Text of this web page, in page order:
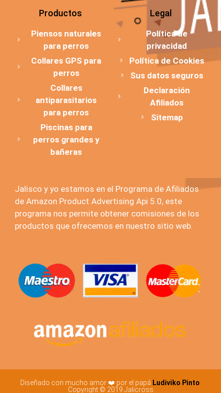
Productos
Piensos naturales
para perros
Collares GPS para
perros
Collares
antiparasitarios
para perros
Piscinas para
perros grandes y
bañeras
Legal
Política de
privacidad
Política de Cookies
Sus datos seguros
Declaración
Afiliados
Sitemap
Jalisco y yo estamos en el Programa de Afiliados
de Amazon Product Advertising Api 5.0, este
programa nos permite obtener comisiones de los
productos que ofrecemos en nuestro sitio web.
Diseñado con mucho amor ❤️ por el papá Ludiviko Pinto
Copyright © 2019 Jalicross